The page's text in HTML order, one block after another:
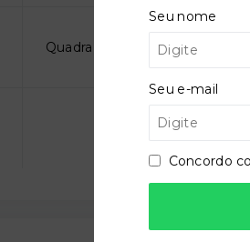
Quadra poliesportiva
Seu nome
Seu e-mail
Concordo